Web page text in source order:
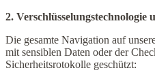
2. Verschlüsselungstechnologie
Die gesamte Navigation auf
mit sensiblen Daten oder der
Sicherheitsrotokolle geschützt: